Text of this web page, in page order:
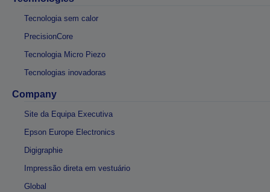
Tecnologia sem calor
PrecisionCore
Tecnologia Micro Piezo
Tecnologias inovadoras
Company
Site da Equipa Executiva
Epson Europe Electronics
Digigraphie
Impressão direta em vestuário
Global